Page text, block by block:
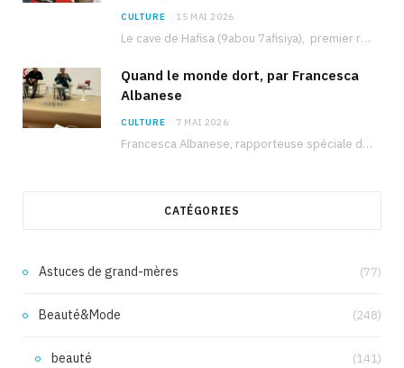
CULTURE 15 MAI 2026
Le cave de Hafisa (9abou 7afisiya), premier roman du journaliste tunisien Mohamed Amine Ben Hlel,…
Quand le monde dort, par Francesca
Albanese
CULTURE 7 MAI 2026
Francesca Albanese, rapporteuse spéciale de l’ONU sur les territoires palestiniens occupés, était à Tunis pour…
CATÉGORIES
Astuces de grand-mères (77)
Beauté&Mode (248)
beauté (141)